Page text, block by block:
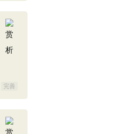
完善